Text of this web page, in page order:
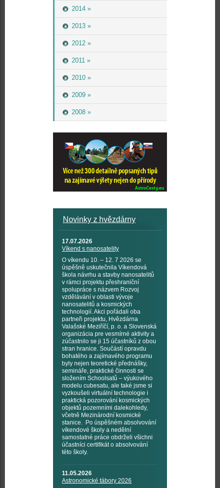
2014 »
2013 »
2012 »
2011 »
2010 »
2009 »
2008 »
Novinky z hvězdárny
17.07.2026
Víkend s nanosatelity
O víkendu 10. – 12. 7 2026 se
úspěšně uskutečnila Víkendová
škola návrhu a stavby nanosatelitů
v rámci projektu přeshraniční
spolupráce s názvem Rozvoj
vzdělávání v oblasti vývoje
nanosatelitů a kosmických
technologií. Akci pořádali oba
partneři projektu, Hvězdárna
Valašské Meziříčí, p. o. a Slovenská
organizácia pre vesmírné aktivity a
zúčastnilo se ji 15 účastníků z obou
stran hranice. Součástí opravdu
bohatého a zajímavého programu
byly nejen teoretické přednášky,
semináře, praktické činnosti se
složením Schoolsatů – výukového
modelu cubesatu, ale také jsme si
vyzkoušeli virtuální technologie i
praktická pozorování kosmických
objektů pozemními dalekohledy,
včetně Mezinárodní kosmické
stanice. Po úspěšném absolvování
víkendové školy a nedělní
samostatné práce obdrželi všichni
účastníci certifikát o absolvování
této školy.
11.05.2026
Astronomické tábory 2026